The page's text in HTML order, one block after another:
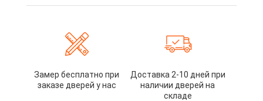
Замер бесплатно при
заказе дверей у нас
Доставка 2-10 дней при
наличии дверей на
складе